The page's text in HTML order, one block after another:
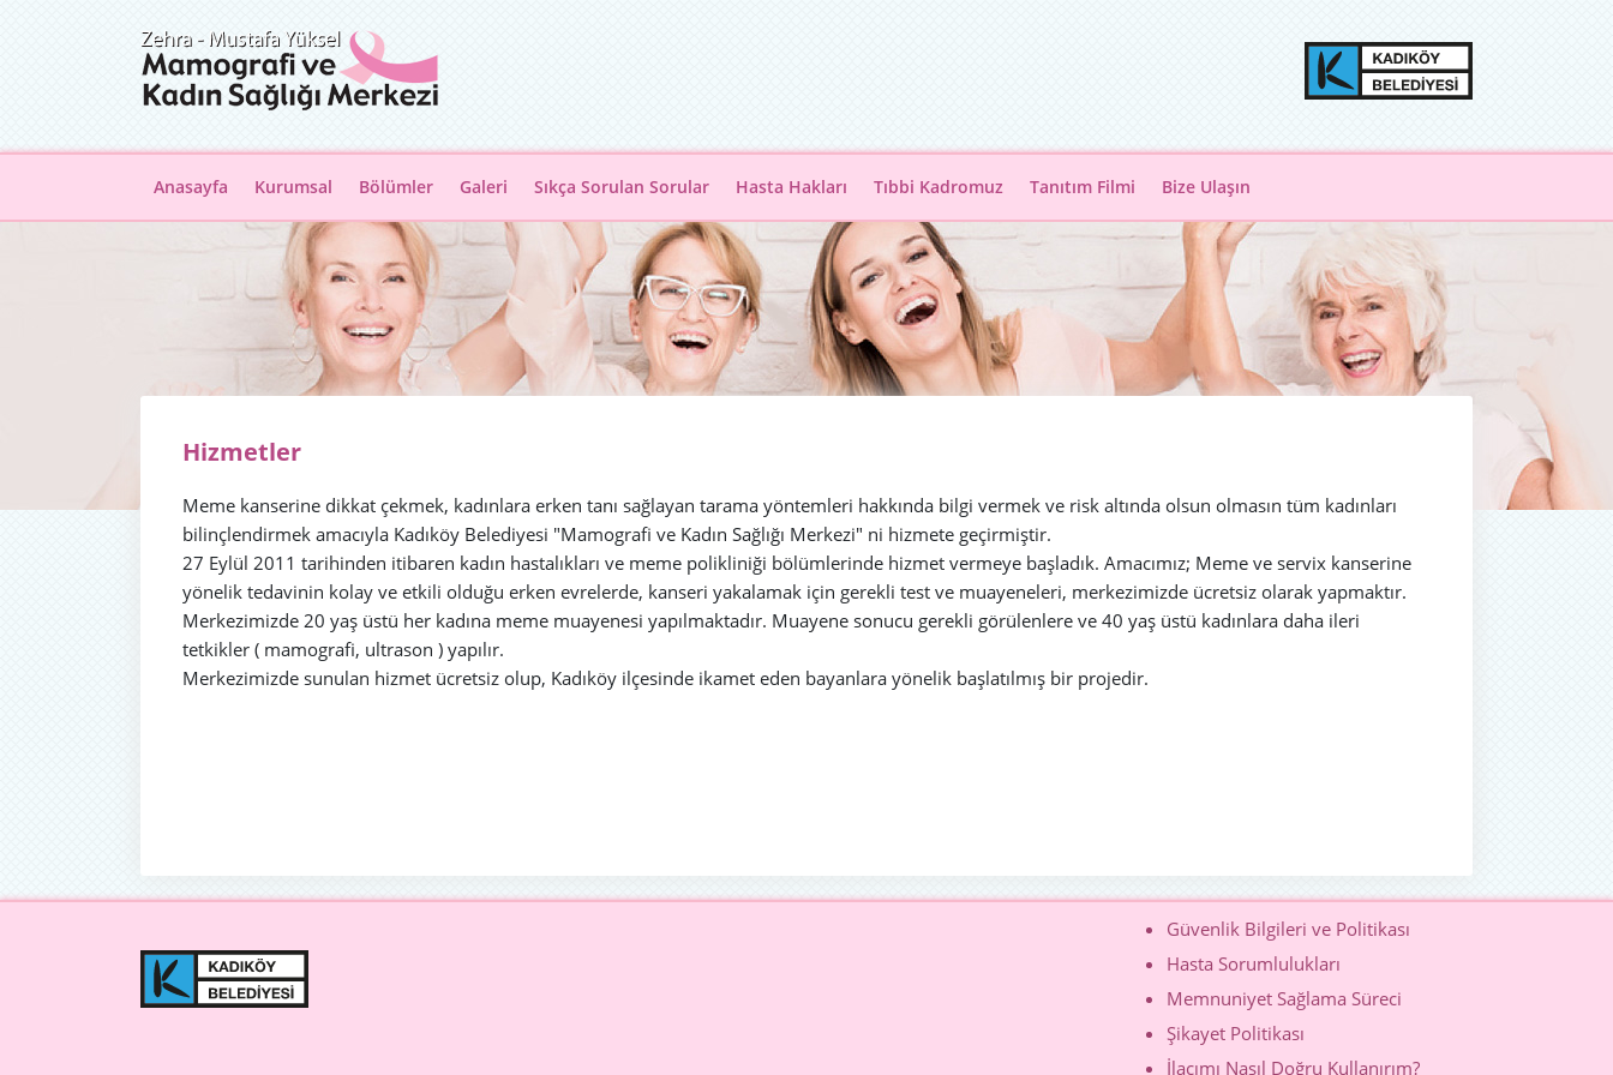
Anasayfa Kurumsal Bölümler Galeri Sıkça Sorulan Sorular Hasta Hakları Tıbbi Kadromuz Tanıtım Filmi Bize Ulaşın
Hizmetler
Meme kanserine dikkat çekmek, kadınlara erken tanı sağlayan tarama yöntemleri hakkında bilgi vermek ve risk altında olsun olmasın tüm kadınları
bilinçlendirmek amacıyla Kadıköy Belediyesi "Mamografi ve Kadın Sağlığı Merkezi" ni hizmete geçirmiştir.
27 Eylül 2011 tarihinden itibaren kadın hastalıkları ve meme polikliniği bölümlerinde hizmet vermeye başladık. Amacımız; Meme ve servix kanserine
yönelik tedavinin kolay ve etkili olduğu erken evrelerde, kanseri yakalamak için gerekli test ve muayeneleri, merkezimizde ücretsiz olarak yapmaktır.
Merkezimizde 20 yaş üstü her kadına meme muayenesi yapılmaktadır. Muayene sonucu gerekli görülenlere ve 40 yaş üstü kadınlara daha ileri
tetkikler ( mamografi, ultrason ) yapılır.
Merkezimizde sunulan hizmet ücretsiz olup, Kadıköy ilçesinde ikamet eden bayanlara yönelik başlatılmış bir projedir.
Güvenlik Bilgileri ve Politikası
Hasta Sorumlulukları
Memnuniyet Sağlama Süreci
Şikayet Politikası
İlacımı Nasıl Doğru Kullanırım?